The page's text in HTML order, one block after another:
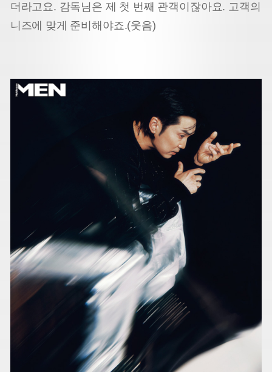
더라고요. 감독님은 제 첫 번째 관객이잖아요. 고객의
니즈에 맞게 준비해야죠.(웃음)